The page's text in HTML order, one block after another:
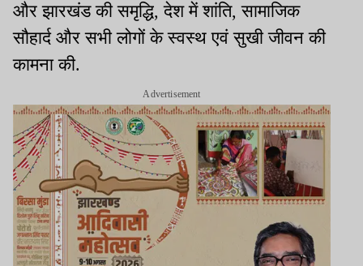
और झारखंड की समृद्धि, देश में शांति, सामाजिक
सौहार्द और सभी लोगों के स्वस्थ एवं सुखी जीवन की
कामना की.
Advertisement